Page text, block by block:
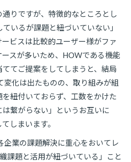
りですが、特徴的なところとし
いるが課題と紐づいていない」
ビスは比較的ユーザー様がファ
スが多いため、HOWである機能
てご提案をしてしまうと、結局
変化は出たものの、取り組みが組
紐付いておらず、工数をかけた
繋がらない」というお互いに
しまいます。
企業の課題解決に重心をおいてレ
課題と活用が紐づいている」こと